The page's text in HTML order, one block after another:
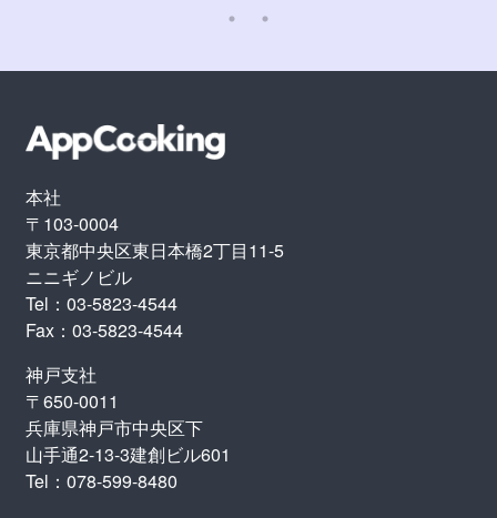
本社
〒103-0004
東京都中央区東日本橋2丁目11-5
ニニギノビル
Tel：03-5823-4544
Fax：03-5823-4544
神戸支社
〒650-0011
兵庫県神戸市中央区下
山手通2-13-3建創ビル601
Tel：078-599-8480